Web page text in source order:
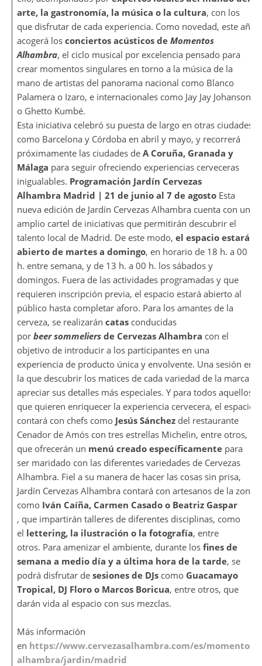
arte, la gastronomía, la música o la cultura, con los
que disfrutar de cada experiencia. Como novedad, este año
acogerá los conciertos acústicos de Momentos
Alhambra, el ciclo musical por excelencia pensado para
crear momentos singulares en torno a la música de la
mano de artistas del panorama nacional como Blanco
Palamera o Izaro, e internacionales como Jay Jay Johanson
o Ghetto Kumbé.
Esta iniciativa celebró su puesta de largo en otras ciudades
como Barcelona y Córdoba en abril y mayo, y recorrerá
próximamente las ciudades de A Coruña, Granada y
Málaga para seguir ofreciendo experiencias cerveceras
inigualables. Programación Jardín Cervezas
Alhambra Madrid | 21 de junio al 7 de agostoEsta
nueva edición de Jardín Cervezas Alhambra cuenta con un
amplio cartel de iniciativas que permitirán descubrir el
talento local de Madrid. De este modo, el espacio estará
abierto de martes a domingo, en horario de 18 h. a 00
h. entre semana, y de 13 h. a 00 h. los sábados y
domingos. Fuera de las actividades programadas y que
requieren inscripción previa, el espacio estará abierto al
público hasta completar aforo. Para los amantes de la
cerveza, se realizarán catas conducidas
por beer sommeliers de Cervezas Alhambra con el
objetivo de introducir a los participantes en una
experiencia de producto única y envolvente. Una sesión en
la que descubrir los matices de cada variedad de la marca y
apreciar sus detalles más especiales. Y para todos aquellos
que quieren enriquecer la experiencia cervecera, el espacio
contará con chefs como Jesús Sánchezdel restaurante
Cenador de Amós con tres estrellas Michelin, entre otros,
que ofrecerán un menú creado específicamentepara
ser maridado con las diferentes variedades de Cervezas
Alhambra. Fiel a su manera de hacer las cosas sin prisa,
Jardín Cervezas Alhambra contará con artesanos de la zona
como Iván Caíña, Carmen Casado o Beatriz Gaspar
, que impartirán talleres de diferentes disciplinas, como
el lettering, la ilustración o la fotografía, entre
otros. Para amenizar el ambiente, durante losfines de
semana a medio día y a última hora de la tarde, se
podrá disfrutar de sesiones de DJscomo Guacamayo
Tropical, DJ Floro o Marcos Boricua, entre otros, que
darán vida al espacio con sus mezclas.
Más información
en https://www.cervezasalhambra.com/es/momentos-
alhambra/jardin/madrid